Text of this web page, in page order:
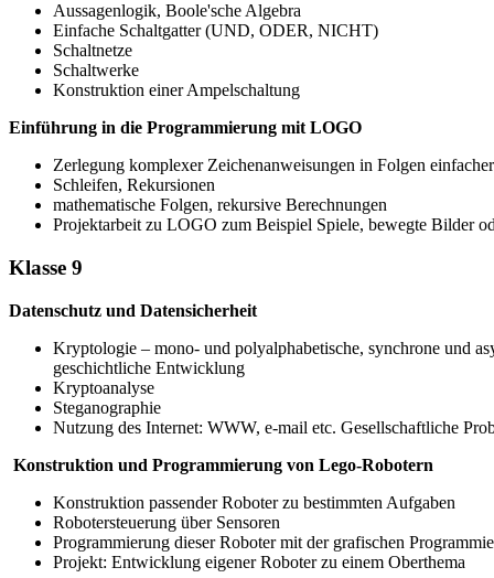
Aussagenlogik, Boole'sche Algebra
Einfache Schaltgatter (UND, ODER, NICHT)
Schaltnetze
Schaltwerke
Konstruktion einer Ampelschaltung
Einführung in die Programmierung mit LOGO
Zerlegung komplexer Zeichenanweisungen in Folgen
Schleifen, Rekursionen
mathematische Folgen, rekursive Berechnungen
Projektarbeit zu LOGO zum Beispiel Spiele, bewegte Bilder
Klasse 9
Datenschutz und Datensicherheit
Kryptologie – mono- und polyalphabetische, synchrone und
geschichtliche Entwicklung
Kryptoanalyse
Steganographie
Nutzung des Internet: WWW, e-mail etc. Gesellschaftliche
Konstruktion und Programmierung von Lego-Robotern
Konstruktion passender Roboter zu bestimmten Aufgaben
Robotersteuerung über Sensoren
Programmierung dieser Roboter mit der grafischen
Projekt: Entwicklung eigener Roboter zu einem Oberthema